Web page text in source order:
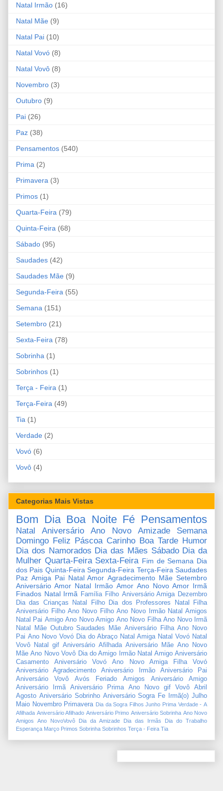
Natal Irmão (16)
Natal Mãe (9)
Natal Pai (10)
Natal Vovó (8)
Natal Vovô (8)
Novembro (3)
Outubro (9)
Pai (26)
Paz (38)
Pensamentos (540)
Prima (2)
Primavera (3)
Primos (1)
Quarta-Feira (79)
Quinta-Feira (68)
Sábado (95)
Saudades (42)
Saudades Mãe (9)
Segunda-Feira (55)
Semana (151)
Setembro (21)
Sexta-Feira (78)
Sobrinha (1)
Sobrinhos (1)
Terça - Feira (1)
Terça-Feira (49)
Tia (1)
Verdade (2)
Vovó (6)
Vovô (4)
Categorias Mais Vistas
Bom Dia Boa Noite Fé Pensamentos
Natal Aniversário Ano Novo Amizade
Semana
Domingo Feliz Páscoa Carinho Boa Tarde Humor
Dia dos Namorados Dia das Mães Sábado Dia da
Mulher Quarta-Feira Sexta-Feira Fim de Semana Dia
dos Pais Quinta-Feira Segunda-Feira Terça-Feira Saudades
Paz Amiga Pai Natal Amor Agradecimento Mãe Setembro
Aniversário Amor Natal Irmão Amor Ano Novo Amor Irmã
Finados Natal Irmã Família Filho Aniversário Amiga Dezembro
Dia das Crianças
Natal Filho Dia dos Professores
Natal Filha
Aniversário Filho Ano Novo Filho Ano Novo Irmão Natal Amigos
Natal Pai Amigo Ano Novo Amigo Ano Novo Filha Ano Novo Irmã
Natal Mãe Outubro Saudades Mãe Aniversário Filha Ano Novo
Pai Ano Novo Vovó Dia do Abraço Natal Amiga Natal Vovó Natal
Vovô
Natal gif Aniversário Afilhada Aniversário Mãe Ano Novo
Mãe Ano Novo Vovô Dia do Amigo Irmão Natal Amigo Aniversário
Casamento
Aniversário Vovó Ano Novo Amiga Filha
Vovó
Aniversário Agradecimento
Aniversário Irmão
Aniversário Pai
Aniversário Vovô
Avós Feriado Amigos
Aniversário Amigo
Aniversário Irmã
Aniversário Prima Ano Novo gif Vovô
Abril
Agosto Aniversário Sobrinho Aniversário Sogra Fe Irmã(o) Julho
Maio Novembro Primavera Dia da Sogra Filhos Junho Prima Verdade - A
Afilhada Aniversário Afilhado Aniversário Primo Aniversário Sobrinha Ano Novo
Amigos
Ano NovoVovô Dia da Amizade Dia das Irmãs
Dia do Trabalho
Esperança Março Primos Sobrinha Sobrinhos Terça - Feira Tia